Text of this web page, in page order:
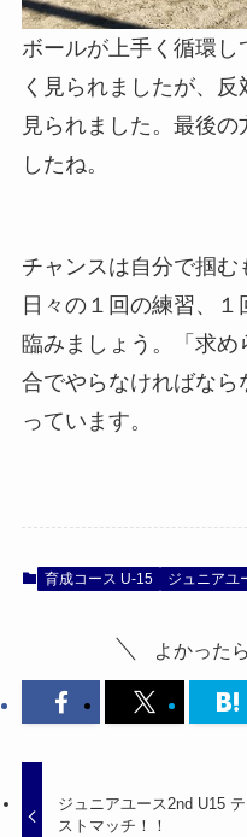
ボールが上手く循環
く見られましたが、
見られました。最後
したね。
チャンスは自分で掴
日々の１回の練習、
臨みましょう。「求
合でやらなければなら
っています。
育成コース U-15 ジュニアユ
よかった
ジュニアユース2nd U15 テ
ストマッチ！！